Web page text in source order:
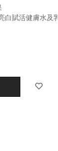
白賦活健膚水及